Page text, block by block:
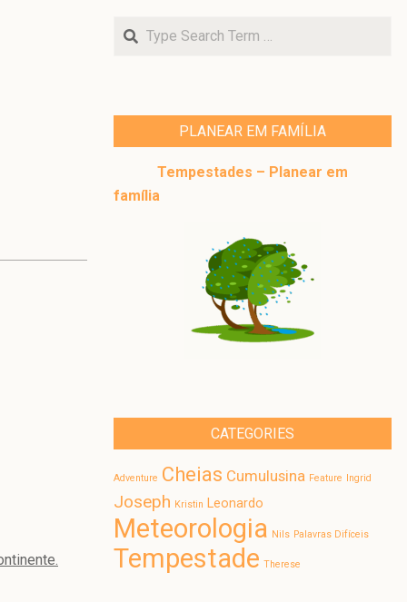
Search
PLANEAR EM FAMÍLIA
Tempestades – Planear em
família
CATEGORIES
Adventure Cheias Cumulusina Feature Ingrid
Joseph Kristin Leonardo
Meteorologia Nils Palavras Difíceis
Tempestade Therese